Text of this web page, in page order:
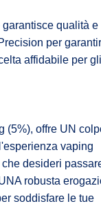
qualità e
per
affidabile per gli
(5%), offre UN
vaping
desideri
robusta
soddisfare le tue